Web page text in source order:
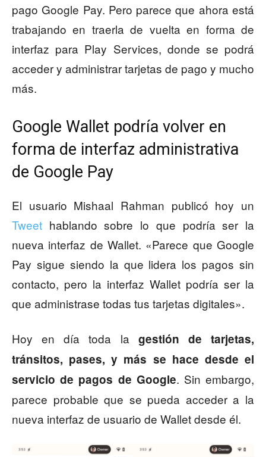
pago Google Pay. Pero parece que ahora está
trabajando en traerla de vuelta en forma de
interfaz para Play Services, donde se podrá
acceder y administrar tarjetas de pago y mucho
más.
Google Wallet podría volver en
forma de interfaz administrativa
de Google Pay
El usuario Mishaal Rahman publicó hoy un
Tweet hablando sobre lo que podría ser la
nueva interfaz de Wallet. «Parece que Google
Pay sigue siendo la que lidera los pagos sin
contacto, pero la interfaz Wallet podría ser la
que administrase todas tus tarjetas digitales».
Hoy en día toda la gestión de tarjetas,
tránsitos, pases, y más se hace desde el
servicio de pagos de Google. Sin embargo,
parece probable que se pueda acceder a la
nueva interfaz de usuario de Wallet desde él.